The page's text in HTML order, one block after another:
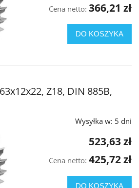
Cena netto: 366,21 zł
DO KOSZYKA
Z18, DIN 885B,
Wysyłka w: 5 dni
523,63 zł
Cena netto: 425,72 zł
DO KOSZYKA